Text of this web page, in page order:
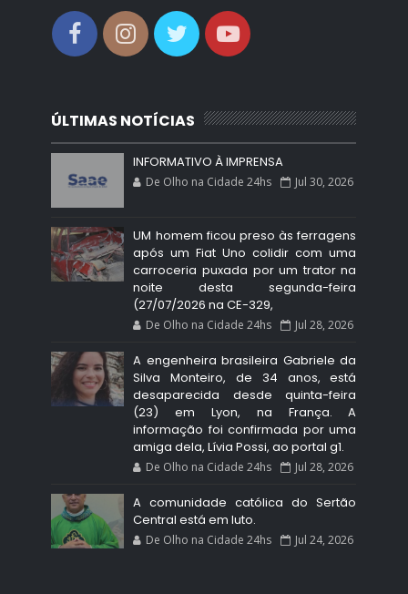
ÚLTIMAS NOTÍCIAS
INFORMATIVO À IMPRENSA
De Olho na Cidade 24hs Jul 30, 2026
UM homem ficou preso às ferragens
após um Fiat Uno colidir com uma
carroceria puxada por um trator na
noite desta segunda-feira
(27/07/2026 na CE-329,
De Olho na Cidade 24hs Jul 28, 2026
A engenheira brasileira Gabriele da
Silva Monteiro, de 34 anos, está
desaparecida desde quinta-feira
(23) em Lyon, na França. A
informação foi confirmada por uma
amiga dela, Lívia Possi, ao portal g1.
De Olho na Cidade 24hs Jul 28, 2026
A comunidade católica do Sertão
Central está em luto.
De Olho na Cidade 24hs Jul 24, 2026